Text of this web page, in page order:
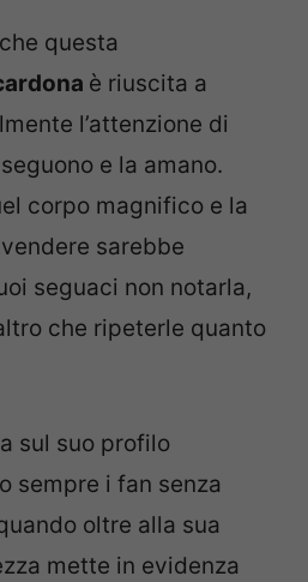
questa
è riuscita a
l’attenzione di
e la amano.
corpo magnifico e la
sarebbe
seguaci non notarla,
che ripeterle quanto
sul suo profilo
sempre i fan senza
oltre alla sua
mette in evidenza